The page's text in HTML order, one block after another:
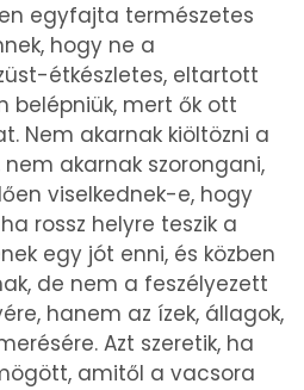
egyfajta természetes
hogy ne a
étkészletes, eltartott
belépniük, mert ők ott
Nem akarnak kiöltözni a
akarnak szorongani,
viselkednek-e, hogy
rossz helyre teszik a
egy jót enni, és közben
de nem a feszélyezett
hanem az ízek, állagok,
Azt szeretik, ha
amitől a vacsora